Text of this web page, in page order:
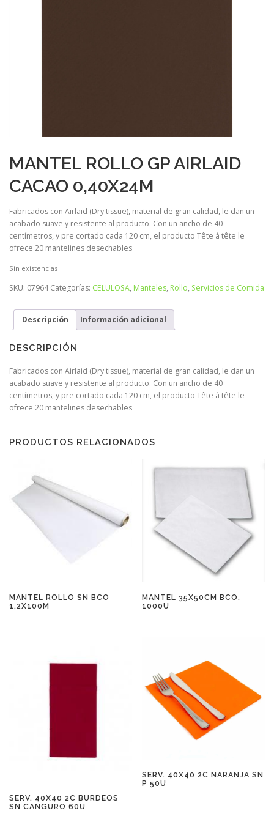
MANTEL ROLLO GP AIRLAID
CACAO 0,40X24M
Fabricados con Airlaid (Dry tissue), material de gran calidad, le dan un
acabado suave y resistente al producto. Con un ancho de 40
centímetros, y pre cortado cada 120 cm, el producto Tête à tête le
ofrece 20 mantelines desechables
Sin existencias
SKU: 07964 Categorías: CELULOSA, Manteles, Rollo, Servicios de Comida
Descripción Información adicional
DESCRIPCIÓN
Fabricados con Airlaid (Dry tissue), material de gran calidad, le dan un
acabado suave y resistente al producto. Con un ancho de 40
centímetros, y pre cortado cada 120 cm, el producto Tête à tête le
ofrece 20 mantelines desechables
PRODUCTOS RELACIONADOS
MANTEL ROLLO SN BCO
1,2X100M
MANTEL 35X50CM BCO.
1000U
SERV. 40X40 2C BURDEOS
SN CANGURO 60U
SERV. 40X40 2C NARANJA SN
P 50U